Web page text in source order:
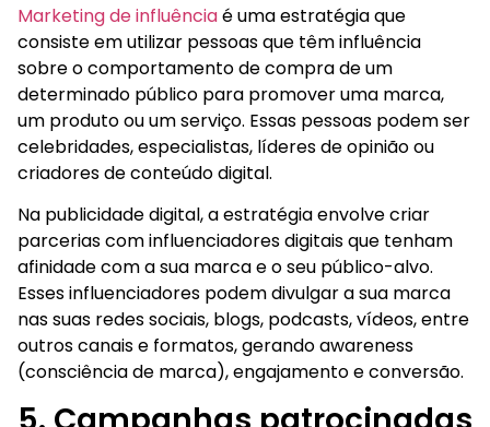
Marketing de influênciaé uma estratégia que
consiste em utilizar pessoas que têm influência
sobre o comportamento de compra de um
determinado público para promover uma marca,
um produto ou um serviço. Essas pessoas podem ser
celebridades, especialistas, líderes de opinião ou
criadores de conteúdo digital.
Na publicidade digital, a estratégia envolve criar
parcerias com influenciadores digitais que tenham
afinidade com a sua marca e o seu público-alvo.
Esses influenciadores podem divulgar a sua marca
nas suas redes sociais, blogs, podcasts, vídeos, entre
outros canais e formatos, gerando awareness
(consciência de marca), engajamento e conversão.